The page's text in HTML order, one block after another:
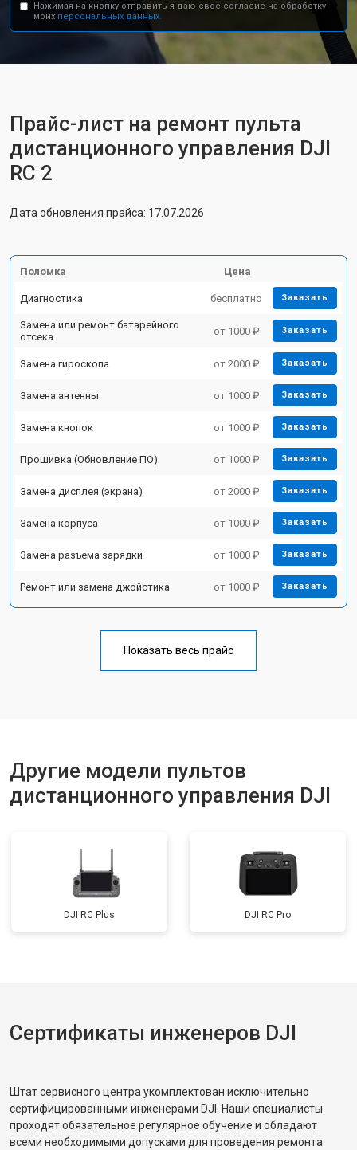
Нажимая на кнопку отправить я даю свое согласие на обработку
моих персональных данных.
Прайс-лист на ремонт пульта
дистанционного управления DJI
RC 2
Дата обновления прайса: 17.07.2026
Поломка Цена
Диагностика бесплатно Заказать
Замена или ремонт батарейного
отсека
от 1000 ₽ Заказать
Замена гироскопа от 2000 ₽ Заказать
Замена антенны от 1000 ₽ Заказать
Замена кнопок от 1000 ₽ Заказать
Прошивка (Обновление ПО) от 1000 ₽ Заказать
Замена дисплея (экрана) от 2000 ₽ Заказать
Замена корпуса от 1000 ₽ Заказать
Замена разъема зарядки от 1000 ₽ Заказать
Ремонт или замена джойстика от 1000 ₽ Заказать
Показать весь прайс
Другие модели пультов
дистанционного управления DJI
DJI RC Plus DJI RC Pro
Сертификаты инженеров DJI
Штат сервисного центра укомплектован исключительно
сертифицированными инженерами DJI. Наши специалисты
проходят обязательное регулярное обучение и обладают
всеми необходимыми допусками для проведения ремонта